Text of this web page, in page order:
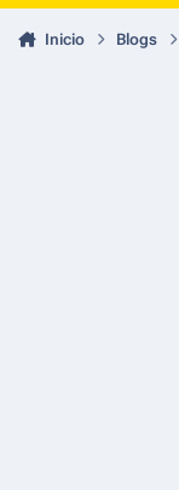
Inicio Blogs